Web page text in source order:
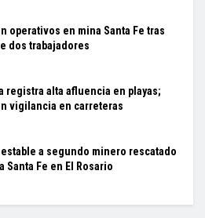
operativos en mina Santa Fe tras
dos trabajadores
registra alta afluencia en playas;
vigilancia en carreteras
estable a segundo minero rescatado
Santa Fe en El Rosario